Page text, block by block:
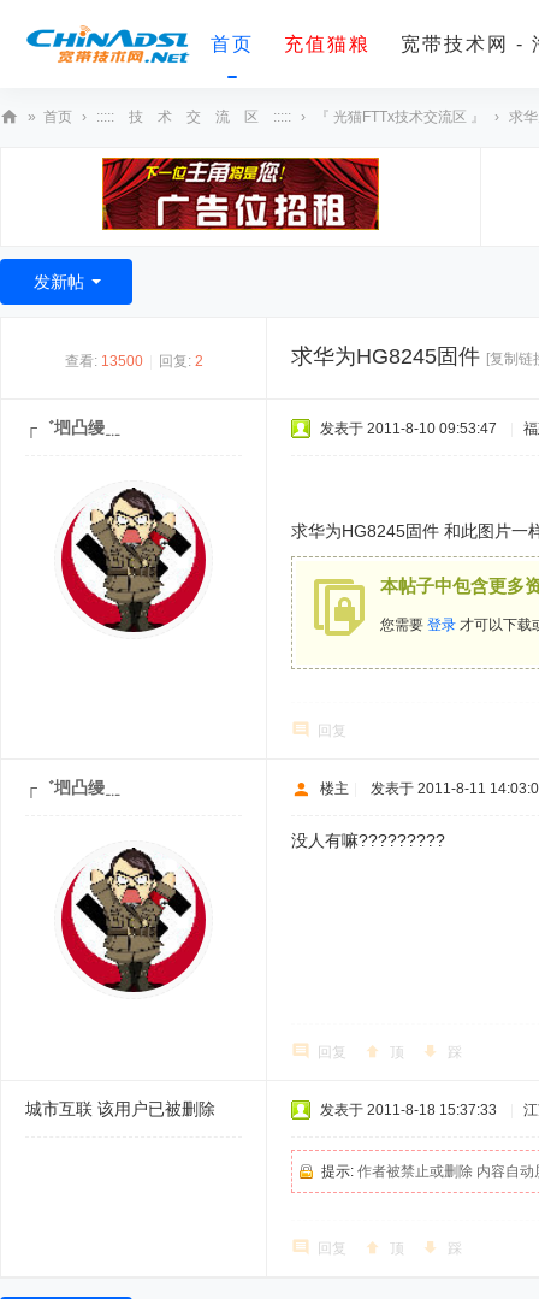
首页 充值猫粮 宽带技术网 -
术
» 首页 › ::::: 技 术 交 流 区 ::::: › 『 光猫FTTx技术交流区 』 › 求
发新帖
查看: 13500 回复: 2 求华为HG8245固件 [复制链
┌゛垇凸缦﹎ 发表于 2011-8-10 09:53:47
求华为HG8245固件 和此图片一
本帖子中包含更多
您需要 登录 才可以下载
回复
┌゛垇凸缦﹎ 楼主 发表于 2011-8-11
没人有嘛?????????
回复 顶 踩
城市互联 该用户已被删除 发表于 2011-8-18 15:37:33
提示: 作者被禁止或删除 内容自动
回复 顶 踩